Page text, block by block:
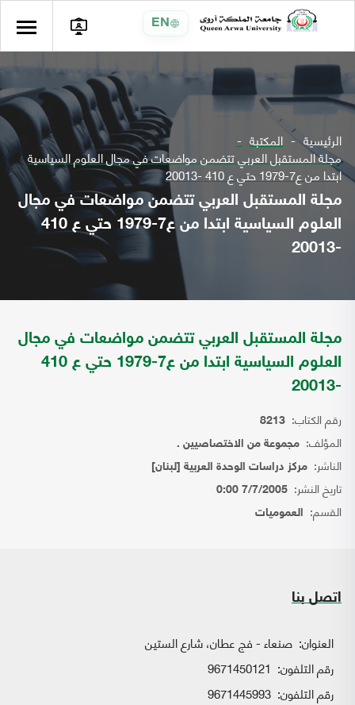
EN
الرئيسية المكتبة
مجلة المستقبل العربي تتضمن مواضعات في مجال العلوم السياسية
ابتدا من ع7-1979 حتي ع 410 -20013
مجلة المستقبل العربي تتضمن مواضعات في مجال
العلوم السياسية ابتدا من ع7-1979 حتي ع 410
-20013
مجلة المستقبل العربي تتضمن مواضعات في مجال
العلوم السياسية ابتدا من ع7-1979 حتي ع 410
-20013
رقم الكتاب: 8213
المؤلف: مجموعة من الاختصاصيين .
الناشر: مركز دراسات الوحدة العربية [لبنان]
تاريخ النشر: 7/7/2005 0:00
القسم: العموميات
اتصل بنا
العنوان: صنعاء - فج عطان، شارع الستين
رقم التلفون: 9671450121
رقم التلفون: 9671445993